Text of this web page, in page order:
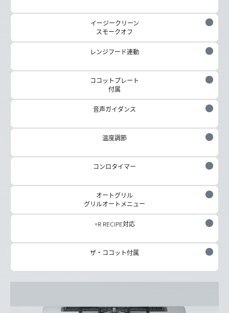
イージークリーン
スモークオフ
レンジフード連動
ココットプレート
付属
音声ガイダンス
温度調節
コンロタイマー
オートグリル
グリルオートメニュー
+R RECIPE対応
ザ・ココット付属